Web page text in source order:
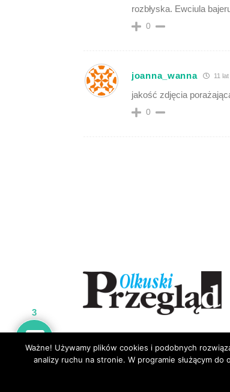
rozbłyska. Ewciula
0
joanna_wanna 11
jakość zdjęcia
0
3
Ważne! Używamy plików cookies i podobnych
analizy ruchu na stronie. W programie służącym